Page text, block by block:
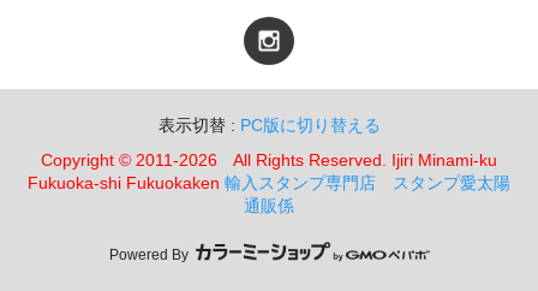
表示切替 : PC版に切り替える
Copyright © 2011-2026 All Rights Reserved. Ijiri Minami-ku
Fukuoka-shi Fukuokaken 輸入スタンプ専門店 スタンプ愛太陽
通販係
Powered By